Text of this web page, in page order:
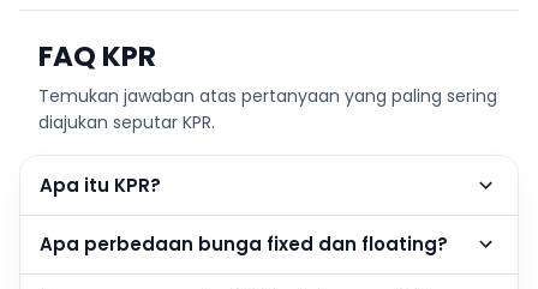
FAQ KPR
Temukan jawaban atas pertanyaan yang paling sering
diajukan seputar KPR.
Apa itu KPR?
Apa perbedaan bunga fixed dan floating?